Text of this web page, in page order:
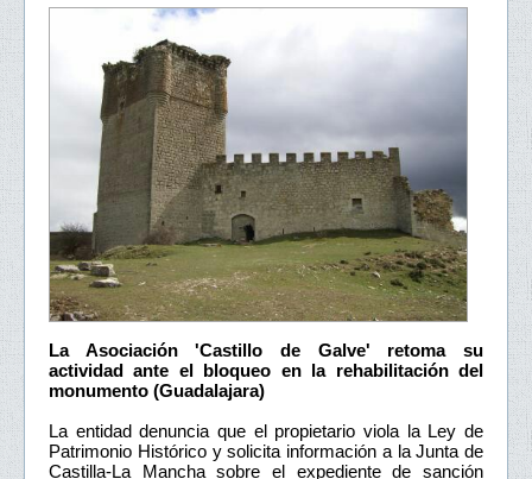
La Asociación 'Castillo de Galve' retoma su
actividad ante el bloqueo en la rehabilitación del
monumento (Guadalajara)
La entidad denuncia que el propietario viola la Ley de
Patrimonio Histórico y solicita información a la Junta de
Castilla-La Mancha sobre el expediente de sanción